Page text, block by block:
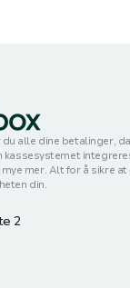
alle dine betalinger,
kassesystemet
mer. Alt for å sikre at
din.
2